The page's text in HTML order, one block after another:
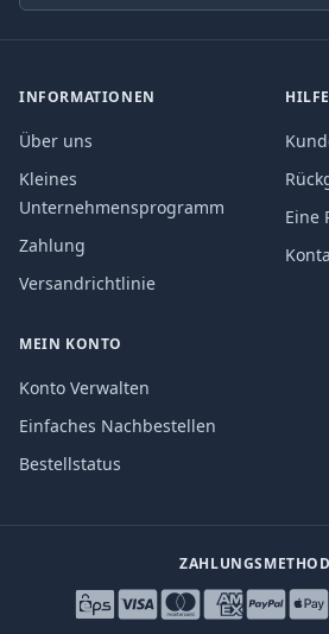
INFORMATIONEN
Über uns
Kleines
Unternehmensprogramm
Zahlung
Versandrichtlinie
HILFE
Eine
MEIN KONTO
Konto Verwalten
Einfaches Nachbestellen
Bestellstatus